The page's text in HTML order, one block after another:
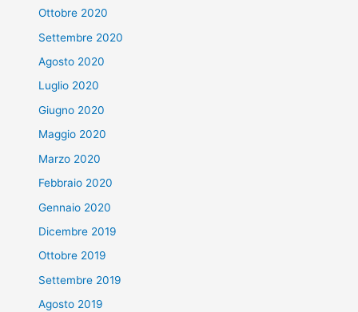
Ottobre 2020
Settembre 2020
Agosto 2020
Luglio 2020
Giugno 2020
Maggio 2020
Marzo 2020
Febbraio 2020
Gennaio 2020
Dicembre 2019
Ottobre 2019
Settembre 2019
Agosto 2019